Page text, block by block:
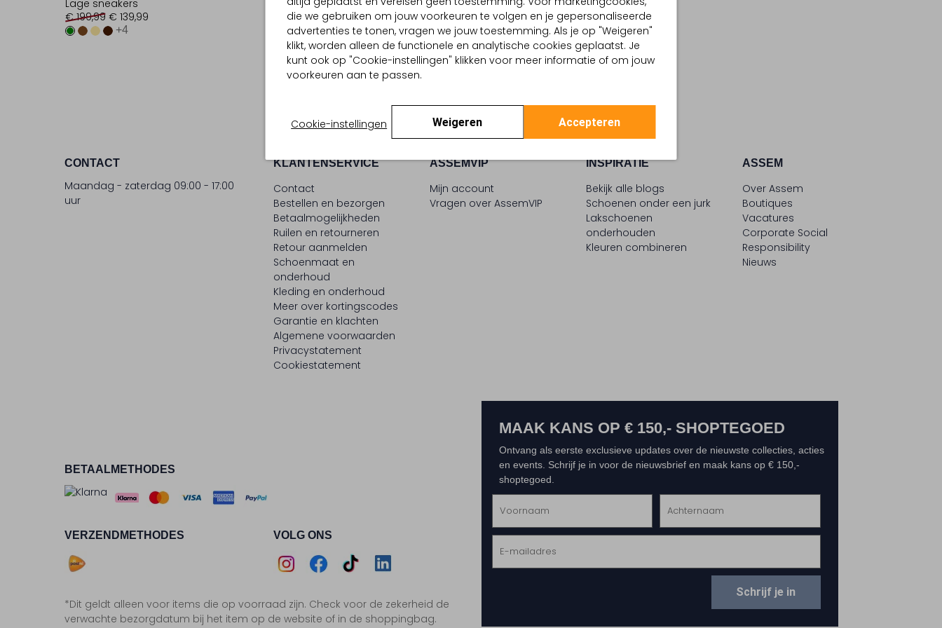
die we gebruiken om jouw voorkeuren te volgen en je gepersonaliseerde
advertenties te tonen, vragen we jouw toestemming. Als je op "Weigeren"
klikt, worden alleen de functionele en analytische cookies geplaatst. Je
kunt ook op "Cookie-instellingen" klikken voor meer informatie of om jouw
voorkeuren aan te passen.
Cookie-instellingen Weigeren Accepteren
Lage sneakers
€ 199,99 € 139,99
+4
Lage sneakers
€ 229,99 € 91,99
CONTACT
Maandag - zaterdag 09:00 - 17:00
uur
KLANTENSERVICE
Contact
Bestellen en bezorgen
Betaalmogelijkheden
Ruilen en retourneren
Retour aanmelden
Schoenmaat en
onderhoud
Kleding en onderhoud
Meer over kortingscodes
Garantie en klachten
Algemene voorwaarden
Privacystatement
Cookiestatement
ASSEMVIP
Mijn account
Vragen over AssemVIP
INSPIRATIE
Bekijk alle blogs
Schoenen onder een jurk
Lakschoenen
onderhouden
Kleuren combineren
ASSEM
Over Assem
Boutiques
Vacatures
Corporate Social
Responsibility
Nieuws
BETAALMETHODES
VERZENDMETHODES VOLG ONS
Instagram
Facebook
TikTokLinkedIn
*Dit geldt alleen voor items die op voorraad zijn. Check voor de zekerheid de
verwachte bezorgdatum bij het item op de website of in de shoppingbag.
MAAK KANS OP € 150,- SHOPTEGOED
Ontvang als eerste exclusieve updates over de nieuwste collecties, acties
en events. Schrijf je in voor de nieuwsbrief en maak kans op € 150,-
shoptegoed.
Schrijf je in